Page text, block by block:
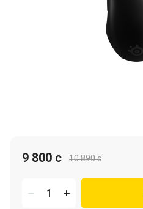
10 890 c
9 800 c